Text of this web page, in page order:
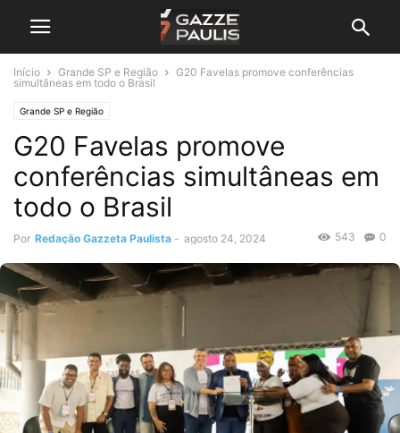
Início Grande SP e Região
G20 Favelas promove conferências
simultâneas em todo o Brasil
Grande SP e Região
G20 Favelas promove
conferências simultâneas em
todo o Brasil
Por Redação Gazzeta Paulista - agosto 24, 2024 0
543